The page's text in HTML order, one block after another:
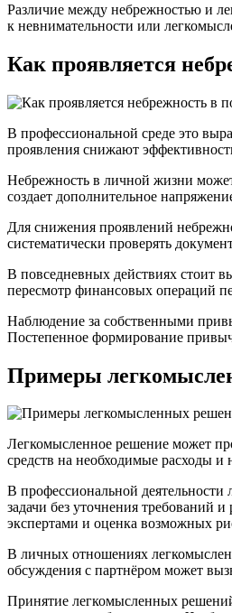
Различие между небрежностью и
к невнимательности или
Как проявляется
В профессиональной среде это
проявления снижают
Небрежность в личной жизни
создает дополнительное
Для снижения проявлений
систематически проверять
В повседневных действиях стоит
пересмотр финансовых операций
Наблюдение за собственными
Постепенное формирование
Примеры
Легкомысленное решение может
средств на необходимые расходы и
В профессиональной
задачи без уточнения требований
экспертами и оценка возможных
В личных отношениях
обсуждения с партнёром может
Принятие легкомысленных